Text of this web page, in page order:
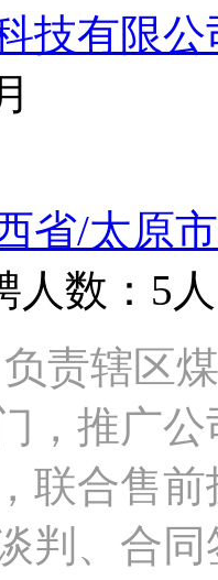
技有限公
省/太原市
人数：5人
责辖区
，推广
联合售
判、合